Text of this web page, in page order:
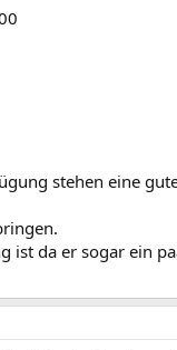
stehen eine
ist da er sogar ein